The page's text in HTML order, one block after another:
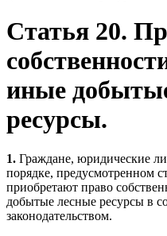
Статья 20.
иные
ресурсы.
1. Граждане, юридические
порядке, предусмотренном
приобретают право
добытые лесные ресурсы в
законодательством.